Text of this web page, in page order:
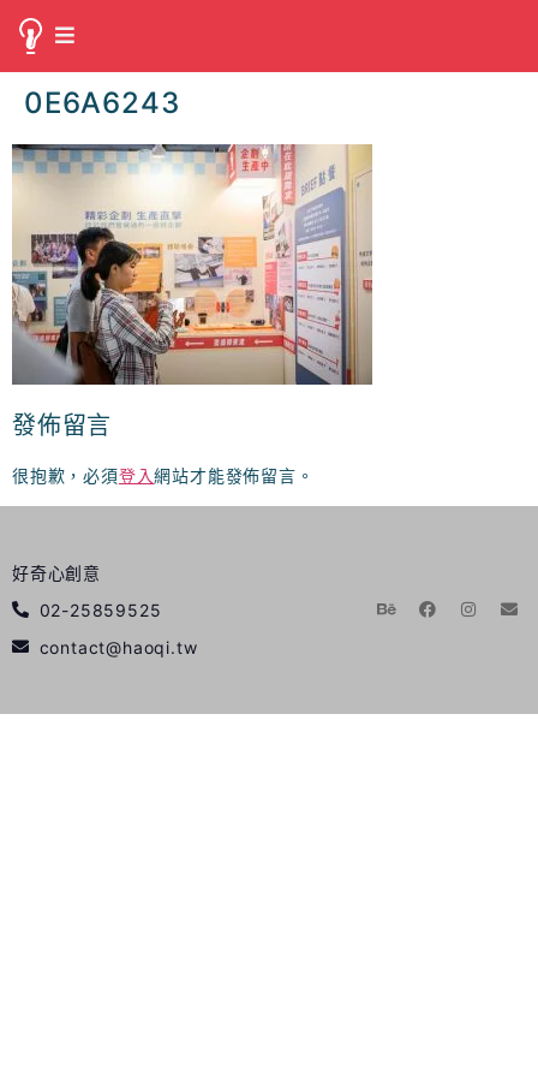
0E6A6243
發佈留言
很抱歉，必須登入網站才能發佈留言。
好奇心創意
02-25859525
contact@haoqi.tw